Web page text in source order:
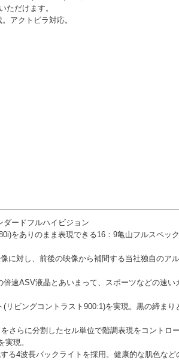
ただけます。
アクトビラ対応。
ダードフルハイビジョン
をありのまま表現できる16：9亀山フルスペッ
に対し、前後の映像から補間する当社独自のア
速ASV液晶とあいまって、スポーツなどの速
リビングコントラスト900:1)を実現。黒の締ま
さらに分割したセル単位で階調表現をコントロ
現。
る4波長バックライトを採用。健康的な肌色な